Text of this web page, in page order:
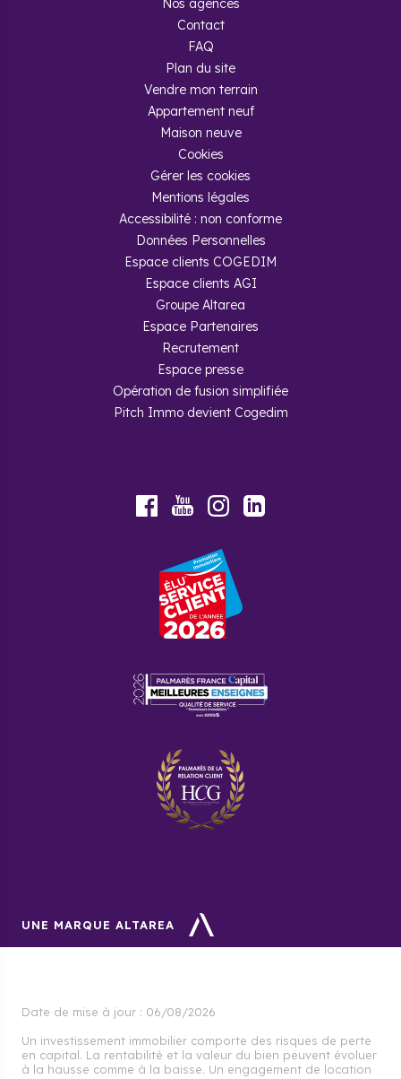
Nos agences
Contact
FAQ
Plan du site
Vendre mon terrain
Appartement neuf
Maison neuve
Cookies
Gérer les cookies
Mentions légales
Accessibilité : non conforme
Données Personnelles
Espace clients COGEDIM
Espace clients AGI
Groupe Altarea
Espace Partenaires
Recrutement
Espace presse
Opération de fusion simplifiée
Pitch Immo devient Cogedim
FacebookYoutubeInstagram
UNE MARQUE ALTAREA
Date de mise à jour : 06/08/2026
Un investissement immobilier comporte des risques de perte
en capital. La rentabilité et la valeur du bien peuvent évoluer
à la hausse comme à la baisse. Un engagement de location